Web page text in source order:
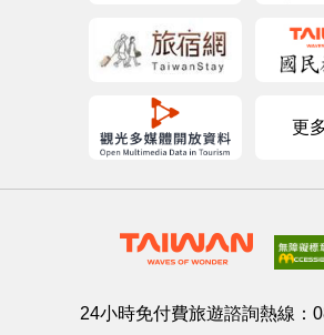
更
24小時免付費旅遊諮詢熱線：